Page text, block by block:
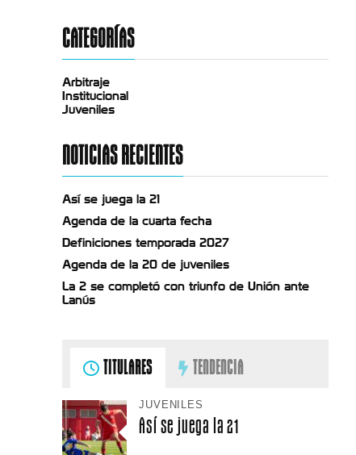
CATEGORÍAS
Arbitraje
Institucional
Juveniles
NOTICIAS RECIENTES
Así se juega la 21
Agenda de la cuarta fecha
Definiciones temporada 2027
Agenda de la 20 de juveniles
La 2 se completó con triunfo de Unión ante
Lanús
TITULARES TENDENCIA
JUVENILES
Así se juega la 21